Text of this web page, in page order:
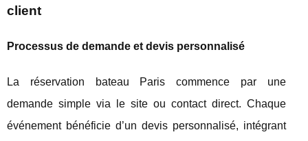
client
Processus de demande et devis personnalisé
La réservation bateau Paris commence par une
demande simple via le site ou contact direct. Chaque
événement bénéficie d’un devis personnalisé, intégrant